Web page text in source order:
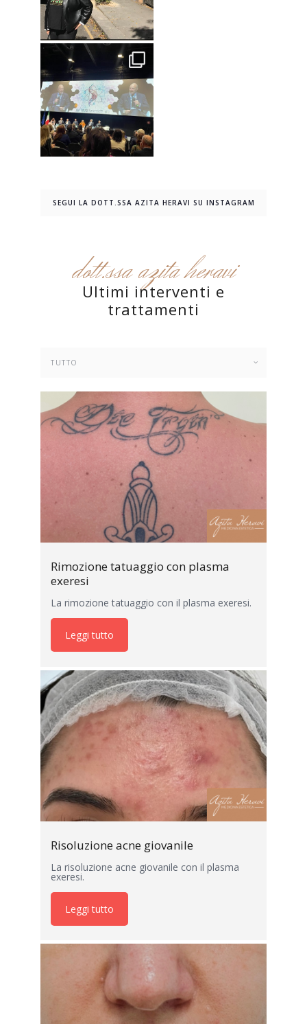
SEGUI LA DOTT.SSA AZITA HERAVI SU INSTAGRAM
dott.ssa azita heravi
Ultimi interventi e
trattamenti
Rimozione tatuaggio con plasma
exeresi
La rimozione tatuaggio con il plasma exeresi.
Leggi tutto
Risoluzione acne giovanile
La risoluzione acne giovanile con il plasma
exeresi.
Leggi tutto